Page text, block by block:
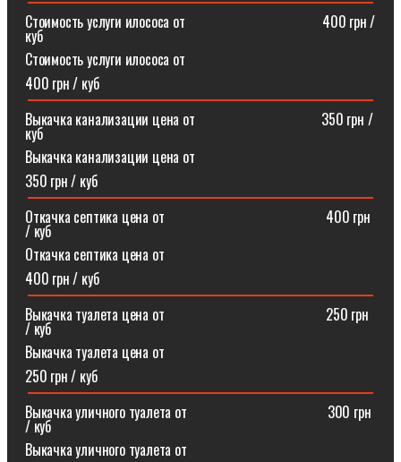
Стоимость услуги илососа от⠀⠀⠀⠀⠀⠀⠀⠀⠀⠀⠀⠀⠀400 грн /
куб
Стоимость услуги илососа от
400 грн / куб
Выкачка канализации цена от⠀⠀⠀⠀⠀⠀⠀⠀⠀⠀⠀⠀350 грн /
куб
Выкачка канализации цена от
350 грн / куб
Откачка септика цена от ⠀⠀⠀⠀⠀⠀⠀⠀⠀⠀⠀⠀⠀⠀⠀400 грн
/ куб
Откачка септика цена от
400 грн / куб
Выкачка туалета цена от ⠀⠀⠀⠀⠀⠀⠀⠀⠀⠀⠀⠀⠀⠀⠀250 грн
/ куб
Выкачка туалета цена от
250 грн / куб
Выкачка уличного туалета от ⠀⠀⠀⠀⠀⠀⠀⠀⠀⠀⠀⠀⠀300 грн
/ куб
Выкачка уличного туалета от